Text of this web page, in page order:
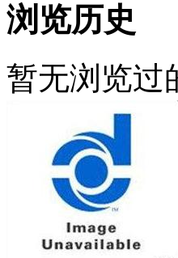
浏览历史
暂无浏览过